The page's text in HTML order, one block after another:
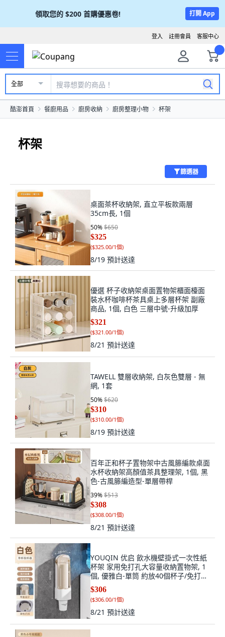
領取您的 $200 首購優惠卷! 打開 App
客服中心
註冊會員
登入
全部
酷澎首頁 餐廚用品 廚房收納 廚房整理小物 杯架
杯架
篩選器
桌面茶杯收納架, 直立平板款兩層
35cm長, 1個
50%$650
$325
($325.00/1個)
8/19 預計送達
優選 杯子收納架桌面置物架櫃面檯面
裝水杯咖啡杯茶具桌上多層杯架 副廠
商品, 1個, 白色 三層中號-升級加厚
$321
($321.00/1個)
8/21 預計送達
TAWELL 雙層收納架, 白灰色雙層 - 無
網, 1套
50%$620
$310
($310.00/1個)
8/19 預計送達
百年正和杯子置物架中古風籐編款桌面
水杯收納架高顏值茶具整理架, 1個, 黑
色-古風籐編造型-單層帶桿
39%$513
$308
($308.00/1個)
8/21 預計送達
YOUQIN 优启 飲水機壁掛式一次性紙
杯架 家用免打孔大容量收納置物架, 1
個, 優雅白-單筒 約放40個杯子/免打孔,
優雅白
$306
($306.00/1個)
8/21 預計送達